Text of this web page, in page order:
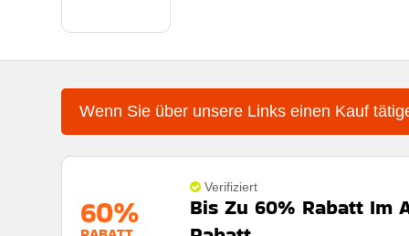
Wenn Sie über unsere Links einen Kauf
60%
Verifiziert
Bis Zu 60% Rabatt Im